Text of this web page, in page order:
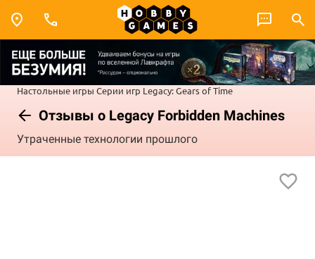
Настольные игры Серии игр Legacy: Gears of Time
Отзывы о Legacy Forbidden Machines
Утраченные технологии прошлого